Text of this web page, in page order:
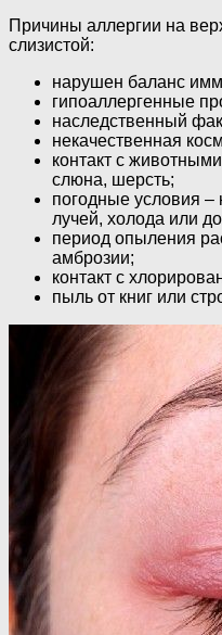
Причины аллергии на
слизистой:
нарушен баланс
гипоаллергенные
наследственный
некачественная
контакт с
слюна, шерсть;
погодные условия –
лучей, холода или
период опыления
амброзии;
контакт с
пыль от книг или